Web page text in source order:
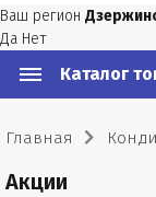
Ваш регион
Да Нет
Каталог
Главная
Акции